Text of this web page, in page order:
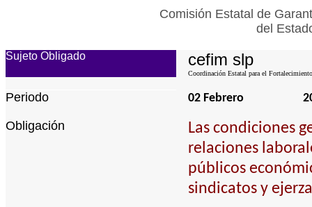
Comisión Estatal de
del
Sujeto Obligado cefim slp
Coordinación Estatal para el
Periodo 02 Febrero
Obligación
Las condiciones
relaciones
públicos
sindicatos y